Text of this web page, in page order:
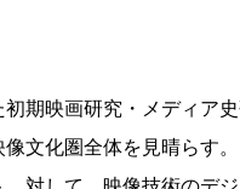
期映画研究・メディア
文化圏全体を見晴らす。